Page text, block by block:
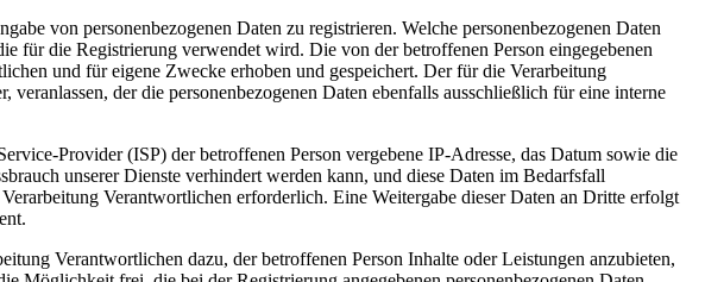
von personenbezogenen Daten zu registrieren. Welche personenbezogenen Daten
für die Registrierung verwendet wird. Die von der betroffenen Person eingegebenen
und für eigene Zwecke erhoben und gespeichert. Der für die Verarbeitung
der die personenbezogenen Daten ebenfalls ausschließlich für eine interne
Provider (ISP) der betroffenen Person vergebene IP-Adresse, das Datum sowie die
unserer Dienste verhindert werden kann, und diese Daten im Bedarfsfall
Verantwortlichen erforderlich. Eine Weitergabe dieser Daten an Dritte erfolgt
Verantwortlichen dazu, der betroffenen Person Inhalte oder Leistungen anzubieten,